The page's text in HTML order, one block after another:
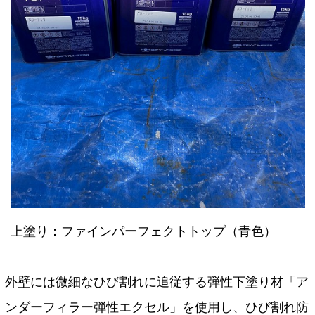
上塗り：ファインパーフェクトトップ（青色）
外壁には微細なひび割れに追従する弾性下塗り材「ア
ンダーフィラー弾性エクセル」を使用し、ひび割れ防